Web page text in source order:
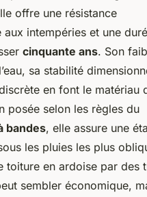
offre une résistance
aux intempéries et une
cinquante ans. Son
sa stabilité
en font le matériau
posée selon les règles du
bandes, elle assure une
les pluies les plus
toiture en ardoise par des
sembler économique,